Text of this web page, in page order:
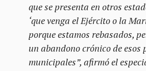
que se presenta en otros
‘que venga el Ejército o la
porque estamos rebasados,
un abandono crónico de esos
municipales”, afirmó el